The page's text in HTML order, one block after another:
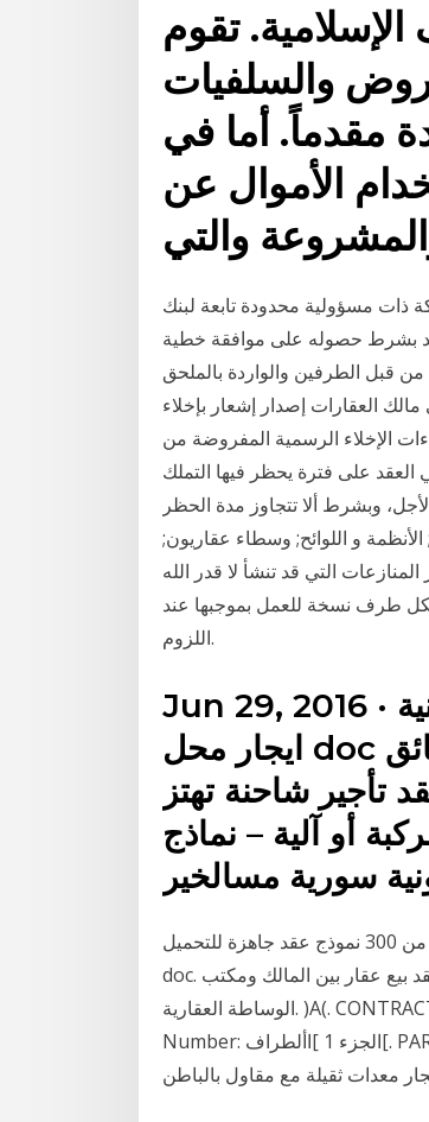
تقوم
والسلفيات
مقدماً. أما في
الأموال عن
والتي
تمَلّك للتأجير التمويلي بتاريخ 12/11/2013 كشركة ذات مسؤولية محدودة تابعة لبنك
بدأت بمباشرة أعمالها ابتداءً من مطلع عام 2014. العقد بشرط حصوله على موافقة خطية
قبل الطرفين والواردة بالملحق
مالك العقارات إصدار إشعار بإخلاء
الإخلاء الرسمية المفروضة من
على فترة يحظر فيها التملك
وبشرط ألا تتجاوز مدة الحظر
دعم الإيجار; الأنظمة و اللوائح; وسطاء عقاريون;
التي قد تنشأ لا قدر الله
لكل طرف نسخة للعمل بموجبها عند
اللزوم.
Jun 29, 2016 · عقد ايجار شقة سكنية doc نموذج عقد
ايجار محل doc عقد ايجار شاحنة نموذج صيغة عقد سائق
تأجير شاحنة تهتز
أو آلية – نماذج
سورية مسالخير
عقد بيع ارض فضاء عقد ابتدائي صيغة ونموذج عقد تأجير مسكن أكثر من 300 نموذج عقد جاهزة للتحميل
doc. تحميل أكثر من 5000 كتاب وبحث قانوني مجانا، أكبر موسوعة عقد بيع عقار بين المالك ومكتب
الوساطة العقارية. )A(. CONTRACT BETWEEN SELLER AND BROKER (A). رقم العقد: Contract
Number: الجزء 1 ]األطراف[. PART 1 نموذج عقود تاجير معدات البناء. نموذج عقد ايجار معدات ثقيلة عقد